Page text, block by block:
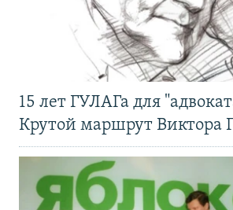
15 лет ГУЛАГа для
Крутой маршрут Виктора